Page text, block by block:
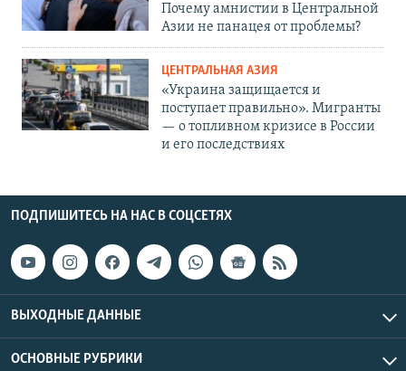
Почему амнистии в Центральной
Азии не панацея от проблемы?
ЦЕНТРАЛЬНАЯ АЗИЯ
«Украина защищается и
поступает правильно». Мигранты
— о топливном кризисе в России
и его последствиях
ПОДПИШИТЕСЬ НА НАС В СОЦСЕТЯХ
ВЫХОДНЫЕ ДАННЫЕ
ОСНОВНЫЕ РУБРИКИ